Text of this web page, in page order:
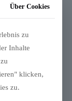
Über Cookies
zu
Inhalte
klicken,
zu.